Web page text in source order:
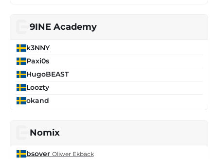
9INE Academy
k3NNY
Paxi0s
HugoBEAST
Loozty
okand
Nomix
bsover Oliwer Ekbäck